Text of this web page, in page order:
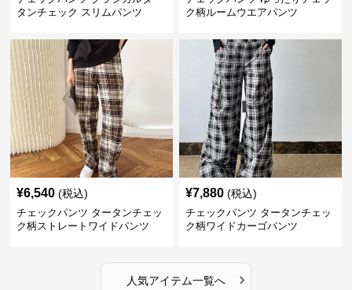
タンチェック スリムパンツ
ク柄ルームウエアパンツ
¥6,540 (税込)
チェックパンツ タータンチェッ
ク柄ストレートワイドパンツ
¥7,880 (税込)
チェックパンツ タータンチェッ
ク柄ワイドカーゴパンツ
人気アイテム一覧へ ›